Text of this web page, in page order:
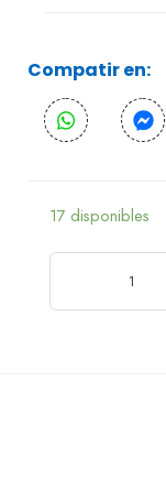
Compatir en:
17 disponibles